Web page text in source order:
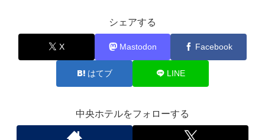
シェアする
X Mastodon Facebook
はてブ LINE
中央ホテルをフォローする